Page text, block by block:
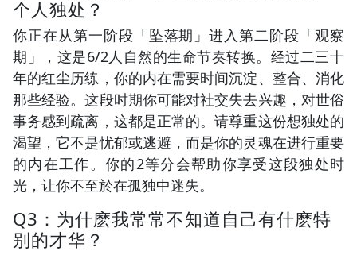
个人独处？
你正在从第一阶段「坠落期」进入第二阶段「观察
期」，这是6/2人自然的生命节奏转换。经过二三十
年的红尘历练，你的内在需要时间沉淀、整合、消化
那些经验。这段时期你可能对社交失去兴趣，对世俗
事务感到疏离，这都是正常的。请尊重这份想独处的
渴望，它不是忧郁或逃避，而是你的灵魂在进行重要
的内在工作。你的2等分会帮助你享受这段独处时
光，让你不至於在孤独中迷失。
Q3：为什麽我常常不知道自己有什麽特
别的才华？